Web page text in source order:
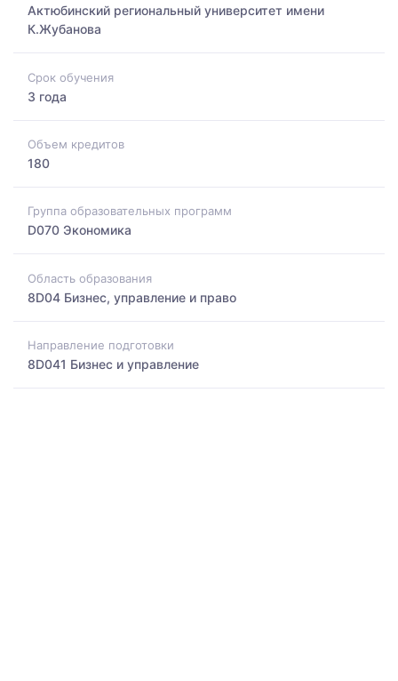
Актюбинский региональный университет имени
К.Жубанова
Срок обучения
3 года
Объем кредитов
180
Группа образовательных программ
D070 Экономика
Область образования
8D04 Бизнес, управление и право
Направление подготовки
8D041 Бизнес и управление